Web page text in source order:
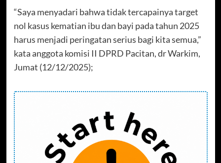
“Saya menyadari bahwa tidak tercapainya target
nol kasus kematian ibu dan bayi pada tahun 2025
harus menjadi peringatan serius bagi kita semua,”
kata anggota komisi II DPRD Pacitan, dr Warkim,
Jumat (12/12/2025);